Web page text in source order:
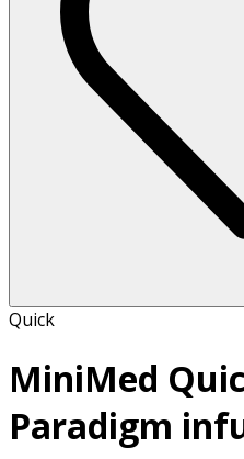
Quick
MiniMed
Paradigm